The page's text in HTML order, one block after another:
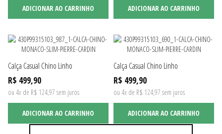
ADICIONAR AO CARRINHO ADICIONAR AO CARRINHO
Calça Casual Chino Linho
R$ 499,90
ou 4x de R$ 124,97 sem juros
ADICIONAR AO CARRINHO
Calça Casual Chino Linho
R$ 499,90
ou 4x de R$ 124,97 sem juros
ADICIONAR AO CARRINHO